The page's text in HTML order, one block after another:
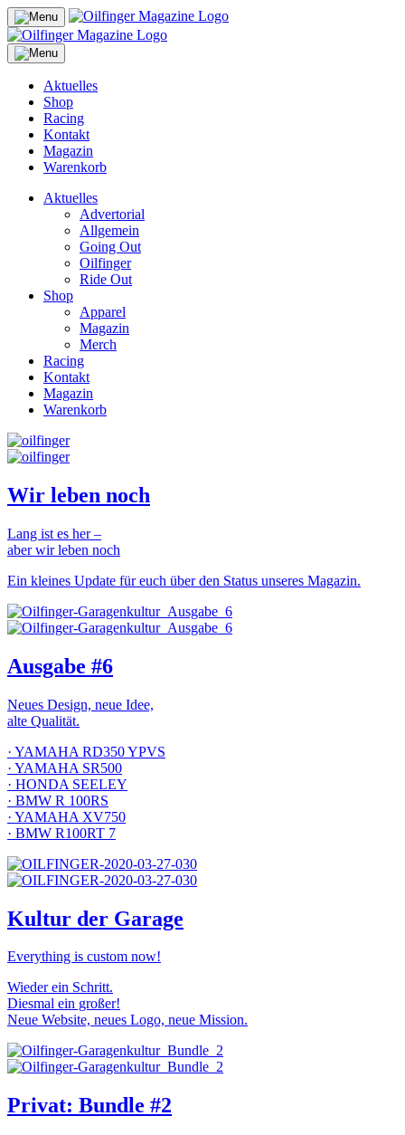
Aktuelles
Shop
Racing
Kontakt
Magazin
Warenkorb
Aktuelles
Advertorial
Allgemein
Going Out
Oilfinger
Ride Out
Shop
Apparel
Magazin
Merch
Racing
Kontakt
Magazin
Warenkorb
Wir leben noch
Lang ist es her –
aber wir leben noch
Ein kleines Update für euch über den Status unseres Magazin.
Ausgabe #6
Neues Design, neue Idee,
alte Qualität.
· YAMAHA RD350 YPVS
· YAMAHA SR500
· HONDA SEELEY
· BMW R 100RS
· YAMAHA XV750
· BMW R100RT 7
Kultur der Garage
Everything is custom now!
Wieder ein Schritt.
Diesmal ein großer!
Neue Website, neues Logo, neue Mission.
Privat: Bundle #2